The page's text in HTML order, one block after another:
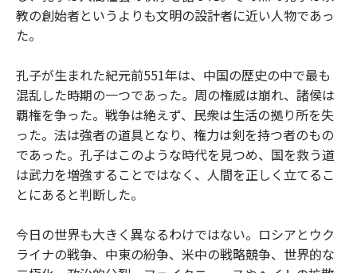
教の創始者というよりも文明の設計者に近い人物であっ
た。
孔子が生まれた紀元前551年は、中国の歴史の中で最も
混乱した時期の一つであった。周の権威は崩れ、諸侯は
覇権を争った。戦争は絶えず、民衆は生活の拠り所を失
った。法は強者の道具となり、権力は剣を持つ者のもの
であった。孔子はこのような時代を見つめ、国を救う道
は武力を増強することではなく、人間を正しく立てるこ
とにあると判断した。
今日の世界も大きく異なるわけではない。ロシアとウク
ライナの戦争、中東の紛争、米中の戦略競争、世界的な